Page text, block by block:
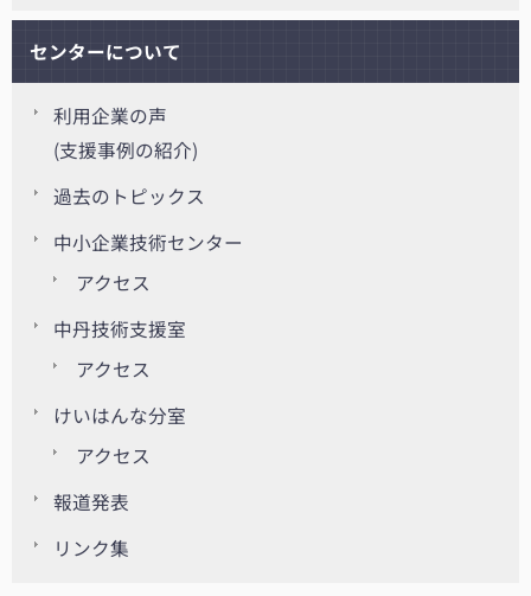
センターについて
利用企業の声
(支援事例の紹介)
過去のトピックス
中小企業技術センター
アクセス
中丹技術支援室
アクセス
けいはんな分室
アクセス
報道発表
リンク集